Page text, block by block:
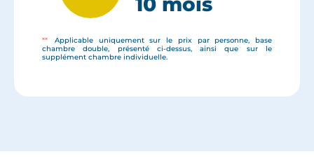
**
Applicable uniquement sur le prix par personne, base
chambre double, présenté ci-dessus, ainsi que sur le
supplément chambre individuelle.